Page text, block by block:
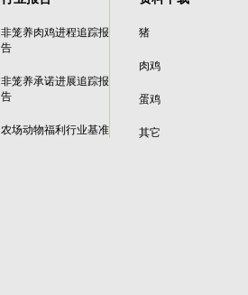
非笼养肉鸡进程追踪报
告
非笼养承诺进展追踪报
告
农场动物福利行业基准
猪
肉鸡
蛋鸡
其它